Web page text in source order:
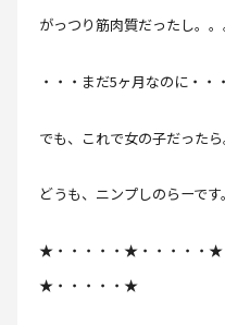
がっつり筋肉質だったし。。
・・・まだ5ヶ月なのに・・
でも、これで女の子だったら
どうも、ニンプしのらーです。
★・・・・・★・・・・・★
★・・・・・★